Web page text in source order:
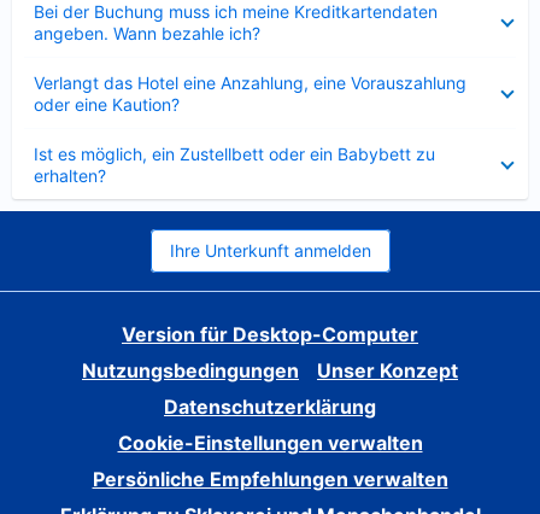
Bei der Buchung muss ich meine Kreditkartendaten
angeben. Wann bezahle ich?
Verlangt das Hotel eine Anzahlung, eine Vorauszahlung
oder eine Kaution?
Ist es möglich, ein Zustellbett oder ein Babybett zu
erhalten?
Ihre Unterkunft anmelden
Version für Desktop-Computer
Nutzungsbedingungen
Unser Konzept
Datenschutzerklärung
Cookie-Einstellungen verwalten
Persönliche Empfehlungen verwalten